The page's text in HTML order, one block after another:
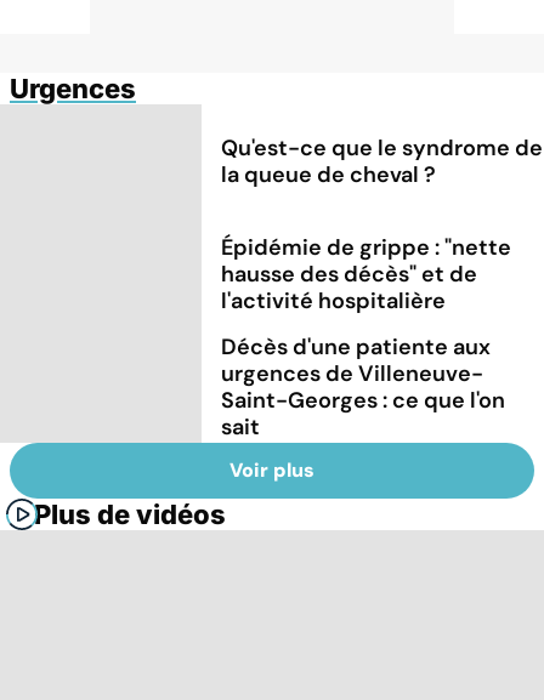
Urgences
Qu'est-ce que le syndrome de
la queue de cheval ?
Épidémie de grippe : "nette
hausse des décès" et de
l'activité hospitalière
Décès d'une patiente aux
urgences de Villeneuve-
Saint-Georges : ce que l'on
sait
Voir plus
Plus de vidéos